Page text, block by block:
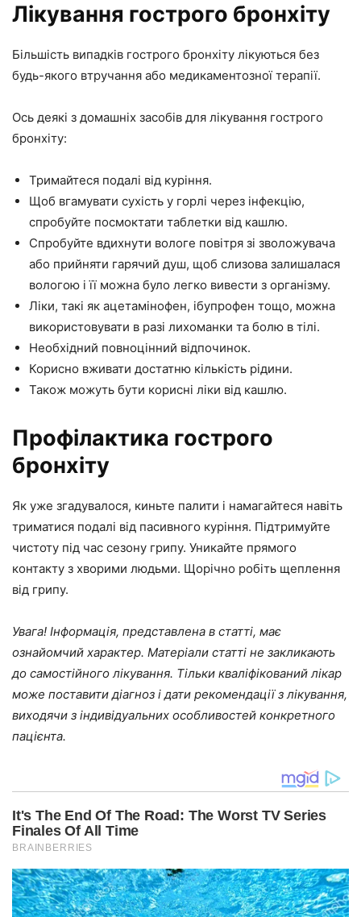
Лікування гострого бронхіту
Більшість випадків гострого бронхіту лікуються без
будь-якого втручання або медикаментозної терапії.
Ось деякі з домашніх засобів для лікування гострого
бронхіту:
Тримайтеся подалі від куріння.
Щоб вгамувати сухість у горлі через інфекцію,
спробуйте посмоктати таблетки від кашлю.
Спробуйте вдихнути вологе повітря зі зволожувача
або прийняти гарячий душ, щоб слизова залишалася
вологою і її можна було легко вивести з організму.
Ліки, такі як ацетамінофен, ібупрофен тощо, можна
використовувати в разі лихоманки та болю в тілі.
Необхідний повноцінний відпочинок.
Корисно вживати достатню кількість рідини.
Також можуть бути корисні ліки від кашлю.
Профілактика гострого
бронхіту
Як уже згадувалося, киньте палити і намагайтеся навіть
триматися подалі від пасивного куріння. Підтримуйте
чистоту під час сезону грипу. Уникайте прямого
контакту з хворими людьми. Щорічно робіть щеплення
від грипу.
Увага! Інформація, представлена в статті, має
ознайомчий характер. Матеріали статті не закликають
до самостійного лікування. Тільки кваліфікований лікар
може поставити діагноз і дати рекомендації з лікування,
виходячи з індивідуальних особливостей конкретного
пацієнта.